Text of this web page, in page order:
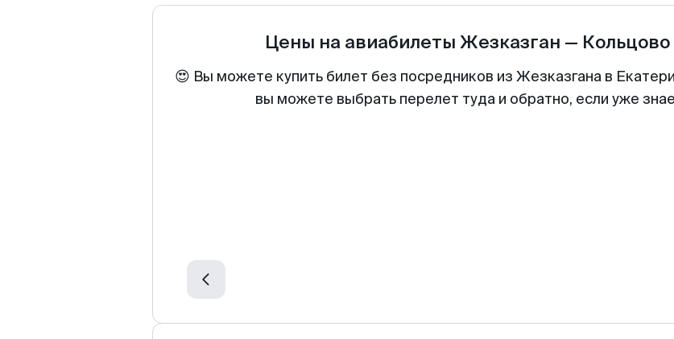
Цены на авиабилеты Жезказган — Кольцово
😍 Вы можете купить билет без посредников из Жезказгана в
вы можете выбрать перелет туда и обратно, если уже